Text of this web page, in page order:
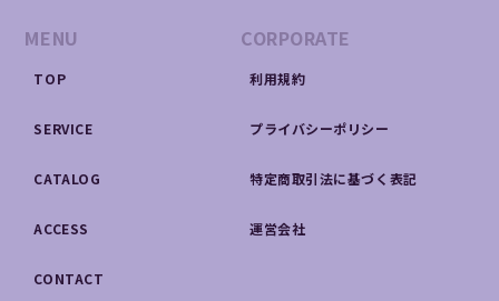
MENU
TOP
SERVICE
CATALOG
ACCESS
CONTACT
CORPORATE
利用規約
プライバシーポリシー
特定商取引法に基づく表記
運営会社